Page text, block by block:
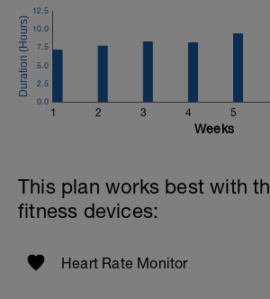
1 2 3 4 5
0.0
2.5
5.0
7.5
10.0
12.5
Weeks
This plan works best with
fitness devices:
Heart Rate Monitor